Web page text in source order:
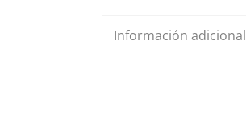
Información adicional